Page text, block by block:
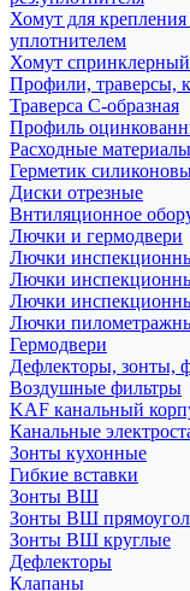
Хомут для крепления
уплотнителем
Хомут
Профили, траверсы,
Траверса С-образная
Профиль
Расходные материалы
Герметик
Диски отрезные
Внтиляционное
Лючки и гермодвери
Лючки
Лючки
Лючки
Лючки
Гермодвери
Дефлекторы, зонты,
Воздушные фильтры
KAF канальный
Канальные
Зонты кухонные
Гибкие вставки
Зонты ВШ
Зонты ВШ
Зонты ВШ круглые
Дефлекторы
Клапаны